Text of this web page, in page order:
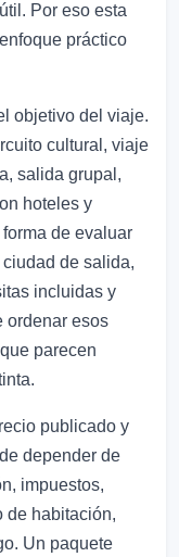
Por eso esta
práctico
objetivo del viaje.
cultural, viaje
salida grupal,
hoteles y
de evaluar
de salida,
incluidas y
ordenar esos
parecen
publicado y
depender de
impuestos,
de habitación,
Un paquete